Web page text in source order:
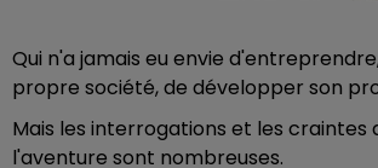
Qui n'a jamais eu envie
propre société, de développer son
Mais les interrogations et les craintes
l'aventure sont nombreuses.